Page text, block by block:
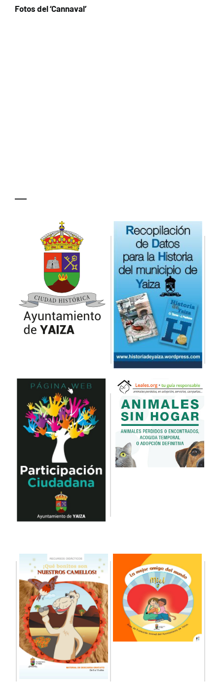
Fotos del ‘Cannaval’
—